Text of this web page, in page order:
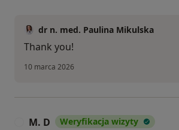
dr n. med. Paulina Mikulska
Thank you!
10 marca 2026
M. D Weryfikacja wizyty